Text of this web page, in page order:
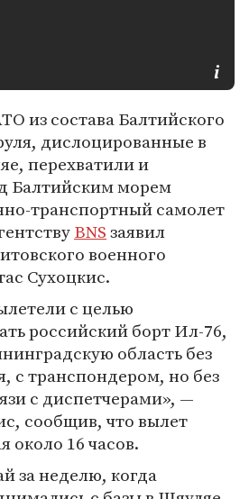
из состава Балтийского
дислоцированные в
перехватили и
Балтийским морем
транспортный самолет
BNSзаявил
военного
Сухоцкис.
с целью
российский борт Ил-76,
область без
с транспондером, но без
с диспетчерами», —
сообщив, что вылет
около 16 часов.
за неделю, когда